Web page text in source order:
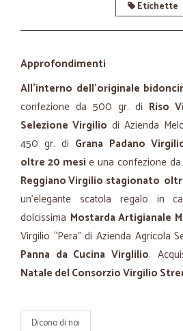
Etichette
Approfondimenti
All’interno dell’originale
confezione da 500 gr. di Riso
Selezione Virgilio di Azienda
450 gr. di Grana Padano
oltre 20 mesi e una confezione
Reggiano Virgilio stagionato
un’elegante scatola regalo in
dolcissima Mostarda Artigianale
Virgilio “Pera” di Azienda Agricola
Panna da Cucina Virglilio.
Natale del Consorzio Virgilio
Dicono di noi